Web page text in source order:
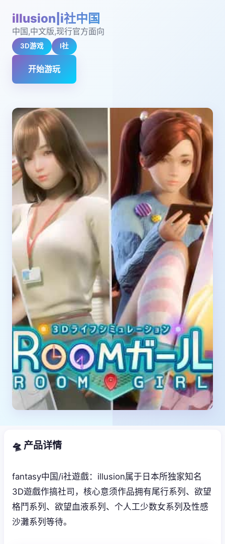
illusion|i社中国
中国,中文版,现行官方面向
3D游戏 I社
开始游玩
🛸 产品详情
fantasy中国/i社遊戲：illusion属于日本所独家知名
3D遊戲作搞社司，核心意须作品拥有尾行系列、欲望
格鬥系列、欲望血液系列、个人工少数女系列及性感
沙灘系列等待。